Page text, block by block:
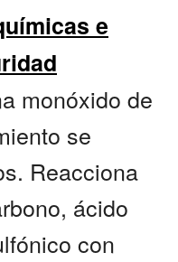
e
monóxido de
se
Reacciona
ácido
con